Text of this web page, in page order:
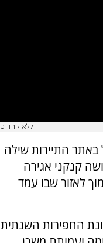
ללא קרדיט
באתר התיירות שילה
קנקני אגירה
לאזור שבו עמד
החפירות השנתית